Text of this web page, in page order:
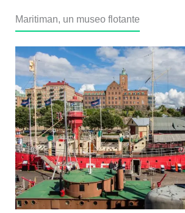
Maritiman, un museo flotante